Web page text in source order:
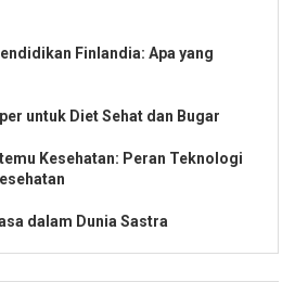
Finlandia: Apa yang
untuk Diet Sehat dan Bugar
Kesehatan: Peran Teknologi
dalam Dunia Sastra